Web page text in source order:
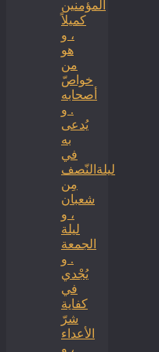
المؤمنين
كميلاً
، و
هو
من
خواصّ
أصحابه
. و
يُدعى
به
في
ليلةالنّصف
مِن
شعبان
، و
ليلة
الجمعة
. و
يُجْدي
في
كفاية
شرّ
الأعداء
، و